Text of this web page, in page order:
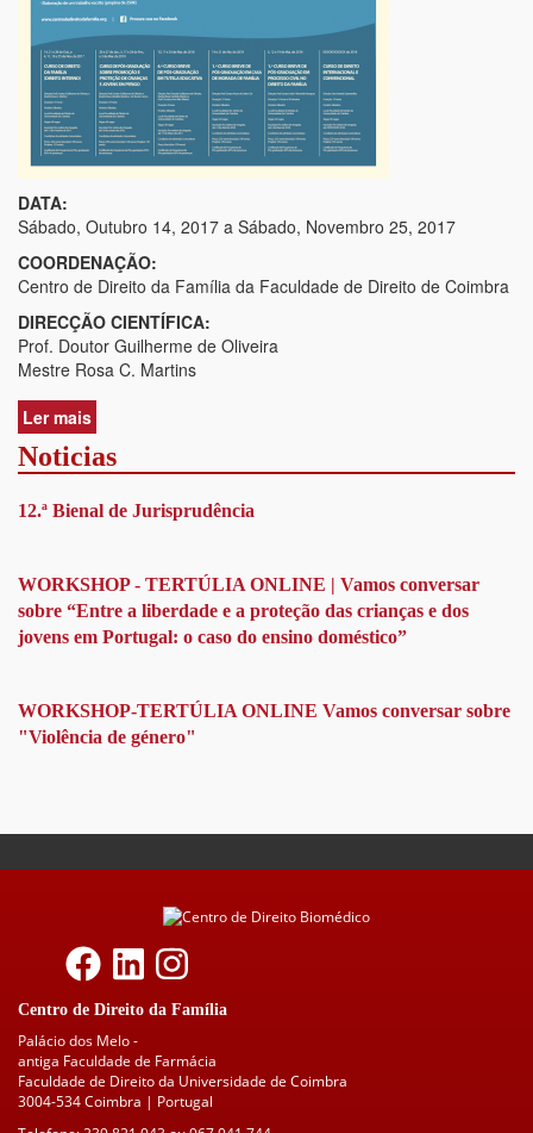
DATA:
Sábado, Outubro 14, 2017 a Sábado, Novembro 25, 2017
COORDENAÇÃO:
Centro de Direito da Família da Faculdade de Direito de Coimbra
DIRECÇÃO CIENTÍFICA:
Prof. Doutor Guilherme de Oliveira
Mestre Rosa C. Martins
Ler mais
de
Curso
Direito
(Direito
Interno)
Noticias
12.ª Bienal de Jurisprudência
WORKSHOP - TERTÚLIA ONLINE | Vamos conversar
sobre “Entre a liberdade e a proteção das crianças e dos
jovens em Portugal: o caso do ensino doméstico”
WORKSHOP-TERTÚLIA ONLINE Vamos conversar sobre
"Violência de género"
Centro de Direito da Família
Palácio dos Melo -
antiga Faculdade de Farmácia
Faculdade de Direito da Universidade de Coimbra
3004-534 Coimbra | Portugal